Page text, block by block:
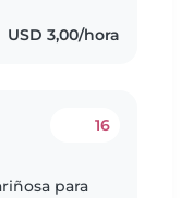
USD 3,00/hora
16
para